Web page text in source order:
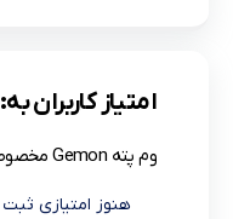
امتیاز کاربران به:
وم پته Gemon مخصوص توله سگ با طعم بوقلمون
هنوز امتیازی